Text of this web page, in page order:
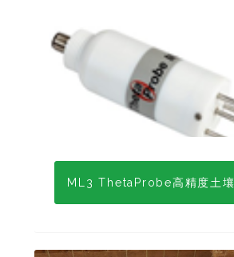
ML3 ThetaProbe高精度土